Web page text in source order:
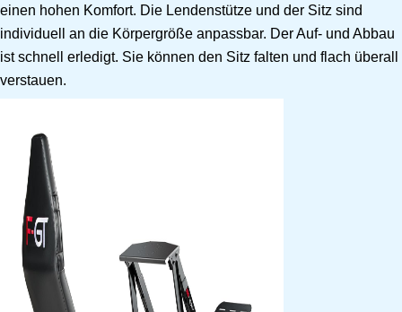
einen hohen Komfort. Die Lendenstütze und der Sitz sind
individuell an die Körpergröße anpassbar. Der Auf- und Abbau
ist schnell erledigt. Sie können den Sitz falten und flach überall
verstauen.